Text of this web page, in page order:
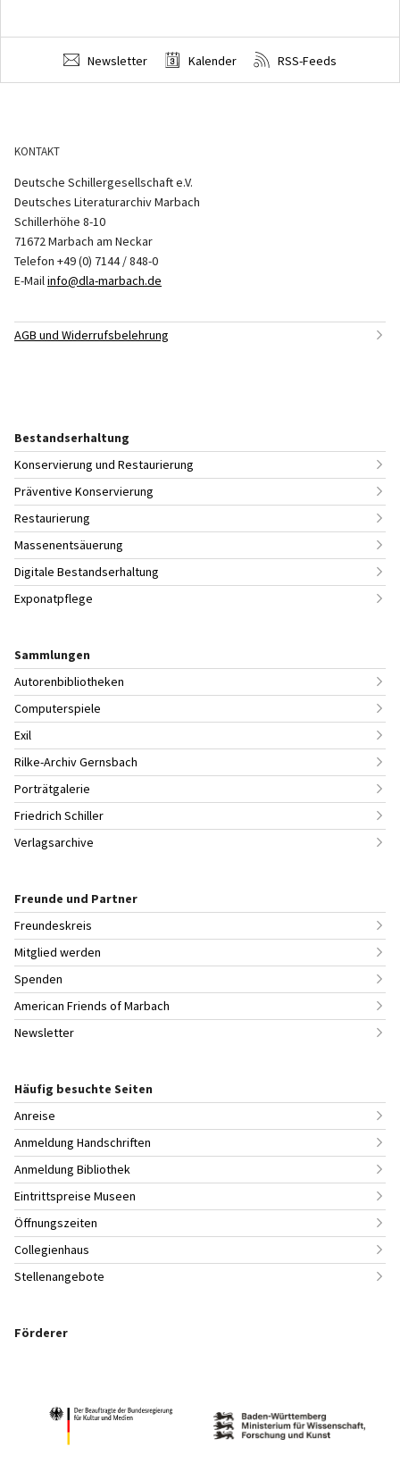
Newsletter Kalender RSS-Feeds
KONTAKT
Deutsche Schillergesellschaft e.V.
Deutsches Literaturarchiv Marbach
Schillerhöhe 8-10
71672 Marbach am Neckar
Telefon +49 (0) 7144 / 848-0
E-Mailinfo@dla-marbach.de
AGB und Widerrufsbelehrung
Bestandserhaltung
Konservierung und Restaurierung
Präventive Konservierung
Restaurierung
Massenentsäuerung
Digitale Bestandserhaltung
Exponatpflege
Sammlungen
Autorenbibliotheken
Computerspiele
Exil
Rilke-Archiv Gernsbach
Porträtgalerie
Friedrich Schiller
Verlagsarchive
Freunde und Partner
Freundeskreis
Mitglied werden
Spenden
American Friends of Marbach
Newsletter
Häufig besuchte Seiten
Anreise
Anmeldung Handschriften
Anmeldung Bibliothek
Eintrittspreise Museen
Öffnungszeiten
Collegienhaus
Stellenangebote
Förderer